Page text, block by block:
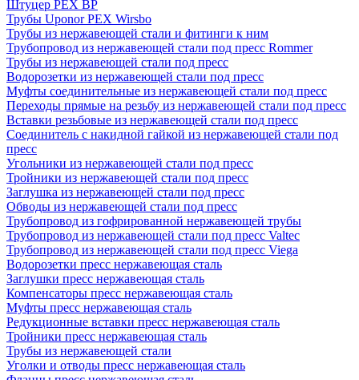
Штуцер PEX ВР
Трубы Uponor PEX Wirsbo
Трубы из нержавеющей стали и фитинги к ним
Трубопровод из нержавеющей стали под пресс Rommer
Трубы из нержавеющей стали под пресс
Водорозетки из нержавеющей стали под пресс
Муфты соединительные из нержавеющей стали под пресс
Переходы прямые на резьбу из нержавеющей стали под пресс
Вставки резьбовые из нержавеющей стали под пресс
Соединитель с накидной гайкой из нержавеющей стали под
пресс
Угольники из нержавеющей стали под пресс
Тройники из нержавеющей стали под пресс
Заглушка из нержавеющей стали под пресс
Обводы из нержавеющей стали под пресс
Трубопровод из гофрированной нержавеющей трубы
Трубопровод из нержавеющей стали под пресс Valtec
Трубопровод из нержавеющей стали под пресс Viega
Водорозетки пресс нержавеющая сталь
Заглушки пресс нержавеющая сталь
Компенсаторы пресс нержавеющая сталь
Муфты пресс нержавеющая сталь
Редукционные вставки пресс нержавеющая сталь
Тройники пресс нержавеющая сталь
Трубы из нержавеющей стали
Уголки и отводы пресс нержавеющая сталь